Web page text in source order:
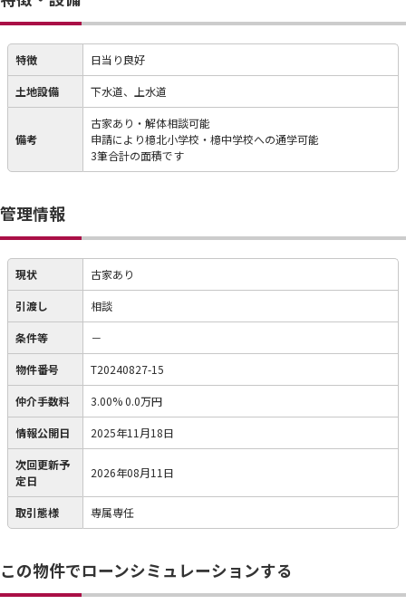
特徴 日当り良好
土地設備 下水道、上水道
備考
古家あり・解体相談可能
申請により檍北小学校・檍中学校への通学可能
3筆合計の面積です
管理情報
現状 古家あり
引渡し 相談
条件等 －
物件番号 T20240827-15
仲介手数料 3.00% 0.0万円
情報公開日 2025年11月18日
次回更新予
定日
2026年08月11日
取引態様 専属専任
この物件でローンシミュレーションする